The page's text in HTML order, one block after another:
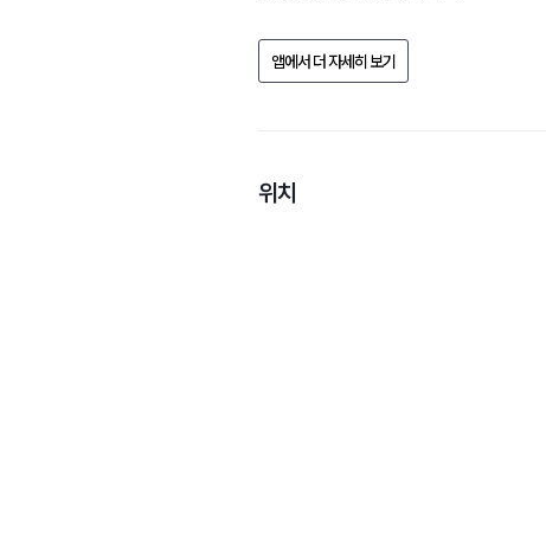
앱에서 더 자세히 보기
위치